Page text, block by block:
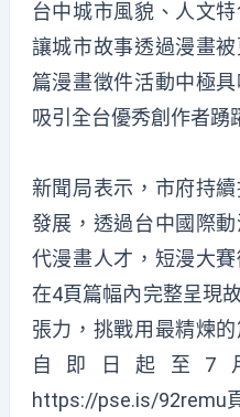
台中城市風貌、人文
讓城市故事透過漫畫
篇漫畫徵件活動中極
吸引全台優秀創作者踴
新聞局表示，市府持
發展，透過台中國際
代漫畫人才，短漫大
在4頁篇幅內完整呈現
張力，挑戰用最精煉
自即日起至7
https://pse.is/92remu